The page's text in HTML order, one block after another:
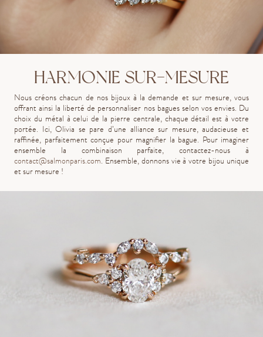
HARMONIE SUR-MESURE
Nous créons chacun de nos bijoux à la demande et sur mesure, vous
offrant ainsi la liberté de personnaliser nos bagues selon vos envies. Du
choix du métal à celui de la pierre centrale, chaque détail est à votre
portée. Ici, Olivia se pare d’une alliance sur mesure, audacieuse et
raffinée, parfaitement conçue pour magnifier la bague. Pour imaginer
ensemble la combinaison parfaite, contactez-nous à
contact@salmonparis.com. Ensemble, donnons vie à votre bijou unique
et sur mesure !